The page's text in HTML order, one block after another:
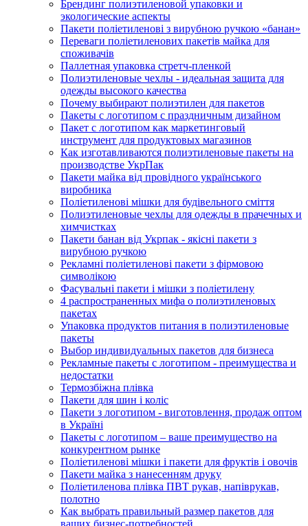
Брендинг полиэтиленовой упаковки и
экологические аспекты
Пакети поліетиленові з вирубною ручкою «банан»
Переваги поліетиленових пакетів майка для
споживачів
Паллетная упаковка стретч-пленкой
Полиэтиленовые чехлы - идеальная защита для
одежды высокого качества
Почему выбирают полиэтилен для пакетов
Пакеты с логотипом с праздничным дизайном
Пакет с логотипом как маркетинговый
инструмент для продуктовых магазинов
Как изготавливаются полиэтиленовые пакеты на
производстве УкрПак
Пакети майка від провідного українського
виробника
Поліетиленові мішки для будівельного сміття
Полиэтиленовые чехлы для одежды в прачечных и
химчистках
Пакети банан від Укрпак - якісні пакети з
вирубною ручкою
Рекламні поліетиленові пакети з фірмовою
символікою
Фасувальні пакети і мішки з поліетилену
4 распространенных мифа о полиэтиленовых
пакетах
Упаковка продуктов питания в полиэтиленовые
пакеты
Выбор индивидуальных пакетов для бизнеса
Рекламные пакеты с логотипом - преимущества и
недостатки
Термозбіжна плівка
Пакети для шин і коліс
Пакети з логотипом - виготовлення, продаж оптом
в Україні
Пакеты с логотипом – ваше преимущество на
конкурентном рынке
Поліетиленові мішки і пакети для фруктів і овочів
Пакети майка з нанесенням друку
Поліетиленова плівка ПВТ рукав, напіврукав,
полотно
Как выбрать правильный размер пакетов для
ваших бизнес-потребностей